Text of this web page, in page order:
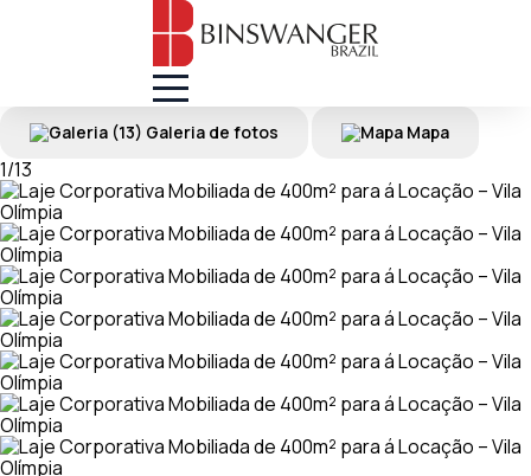
(13) Galeria de fotos Mapa
1/13